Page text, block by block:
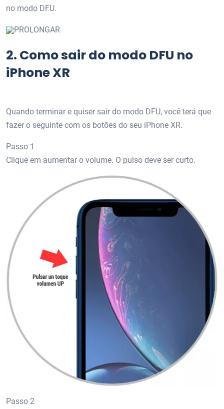
no modo DFU.
PROLONGAR
2. Como sair do modo DFU no
iPhone XR
Quando terminar e quiser sair do modo DFU, você terá que
fazer o seguinte com os botões do seu iPhone XR.
Passo 1
Clique em aumentar o volume. O pulso deve ser curto.
Passo 2